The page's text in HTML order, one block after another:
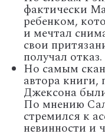
фактически
ребенком,
и мечтал
свои
получал отказ.
Но самым
автора книги,
Джексона
По мнению
стремился к
невинности и